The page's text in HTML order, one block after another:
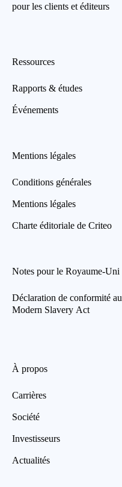
pour les clients et éditeurs
Ressources
Rapports & études
Événements
Mentions légales
Conditions générales
Mentions légales
Charte éditoriale de Criteo
Notes pour le Royaume-Uni
Déclaration de conformité au
Modern Slavery Act
À propos
Carrières
Société
Investisseurs
Actualités